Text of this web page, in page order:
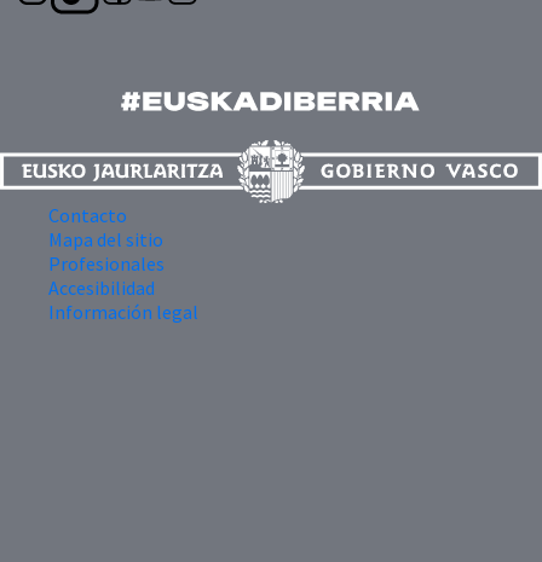
Contacto
Mapa del sitio
Profesionales
Accesibilidad
Información legal